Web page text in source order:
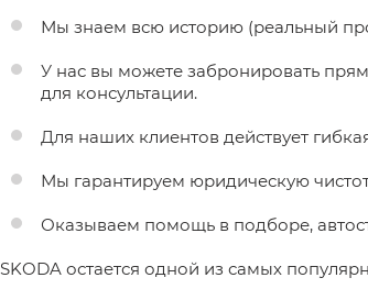
Мы знаем всю историю (реальный
У нас вы можете забронировать
для консультации.
Для наших клиентов действует
Мы гарантируем юридическую
Оказываем помощь в подборе,
SKODA остается одной из самых